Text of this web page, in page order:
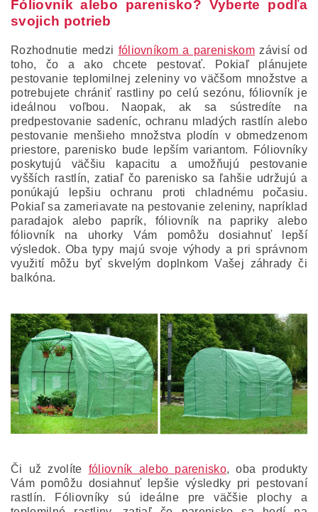
Fóliovník alebo parenisko? Vyberte podľa
svojich potrieb
Rozhodnutie medzi fóliovníkom a pareniskom závisí od
toho, čo a ako chcete pestovať. Pokiaľ plánujete
pestovanie teplomilnej zeleniny vo väčšom množstve a
potrebujete chrániť rastliny po celú sezónu, fóliovník je
ideálnou voľbou. Naopak, ak sa sústredíte na
predpestovanie sadeníc, ochranu mladých rastlín alebo
pestovanie menšieho množstva plodín v obmedzenom
priestore, parenisko bude lepším variantom. Fóliovníky
poskytujú väčšiu kapacitu a umožňujú pestovanie
vyšších rastlín, zatiaľ čo parenisko sa ľahšie udržujú a
ponúkajú lepšiu ochranu proti chladnému počasiu.
Pokiaľ sa zameriavate na pestovanie zeleniny, napríklad
paradajok alebo paprík, fóliovník na papriky alebo
fóliovník na uhorky Vám pomôžu dosiahnuť lepší
výsledok. Oba typy majú svoje výhody a pri správnom
využití môžu byť skvelým doplnkom Vašej záhrady či
balkóna.
Či už zvolíte fóliovník alebo parenisko, oba produkty
Vám pomôžu dosiahnuť lepšie výsledky pri pestovaní
rastlín. Fóliovníky sú ideálne pre väčšie plochy a